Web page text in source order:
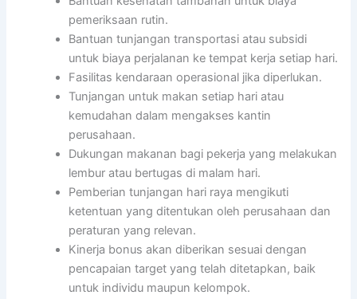
pemeriksaan rutin.
Bantuan tunjangan transportasi atau subsidi
untuk biaya perjalanan ke tempat kerja setiap hari.
Fasilitas kendaraan operasional jika diperlukan.
Tunjangan untuk makan setiap hari atau
kemudahan dalam mengakses kantin
perusahaan.
Dukungan makanan bagi pekerja yang melakukan
lembur atau bertugas di malam hari.
Pemberian tunjangan hari raya mengikuti
ketentuan yang ditentukan oleh perusahaan dan
peraturan yang relevan.
Kinerja bonus akan diberikan sesuai dengan
pencapaian target yang telah ditetapkan, baik
untuk individu maupun kelompok.